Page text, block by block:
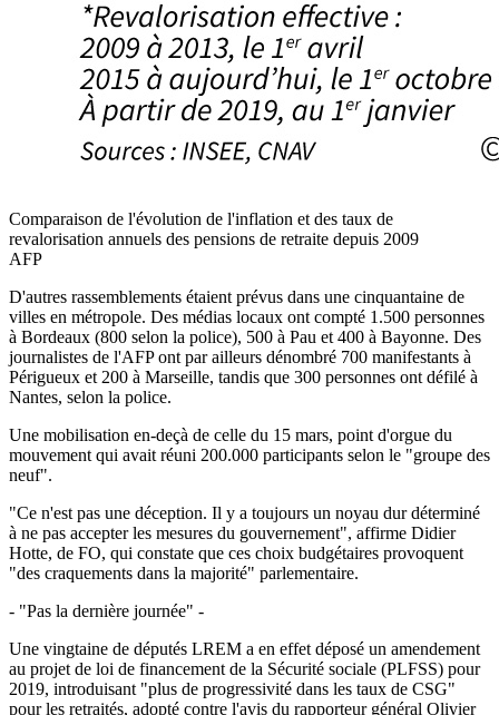
Comparaison de l'évolution de l'inflation et des taux de
revalorisation annuels des pensions de retraite depuis 2009
AFP
D'autres rassemblements étaient prévus dans une cinquantaine de
villes en métropole. Des médias locaux ont compté 1.500 personnes
à Bordeaux (800 selon la police), 500 à Pau et 400 à Bayonne. Des
journalistes de l'AFP ont par ailleurs dénombré 700 manifestants à
Périgueux et 200 à Marseille, tandis que 300 personnes ont défilé à
Nantes, selon la police.
Une mobilisation en-deçà de celle du 15 mars, point d'orgue du
mouvement qui avait réuni 200.000 participants selon le "groupe des
neuf".
"Ce n'est pas une déception. Il y a toujours un noyau dur déterminé
à ne pas accepter les mesures du gouvernement", affirme Didier
Hotte, de FO, qui constate que ces choix budgétaires provoquent
"des craquements dans la majorité" parlementaire.
- "Pas la dernière journée" -
Une vingtaine de députés LREM a en effet déposé un amendement
au projet de loi de financement de la Sécurité sociale (PLFSS) pour
2019, introduisant "plus de progressivité dans les taux de CSG"
pour les retraités, adopté contre l'avis du rapporteur général Olivier